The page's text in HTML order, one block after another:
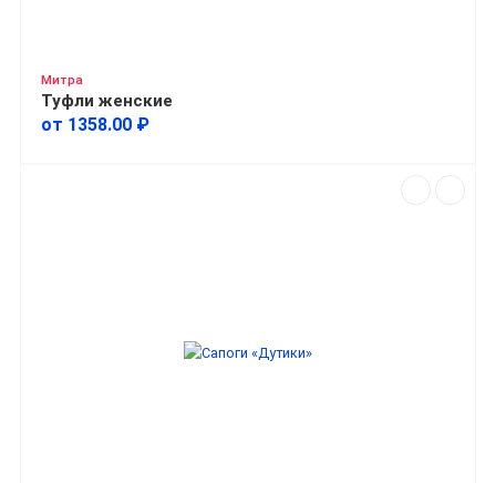
Митра
Туфли женские
от 1358.00 ₽